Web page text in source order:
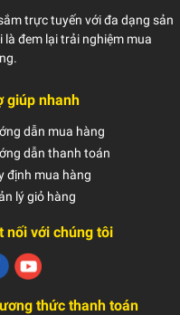
trực tuyến với đa dạng sản
đem lại trải nghiệm mua
giúp nhanh
dẫn mua hàng
dẫn thanh toán
định mua hàng
lý giỏ hàng
nối với chúng tôi
thức thanh toán